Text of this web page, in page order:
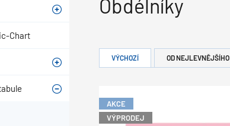
Chart
Obdélníky
VÝCHOZÍ OD NEJLEVNĚJŠÍHO
AKCE
VÝPRODEJ